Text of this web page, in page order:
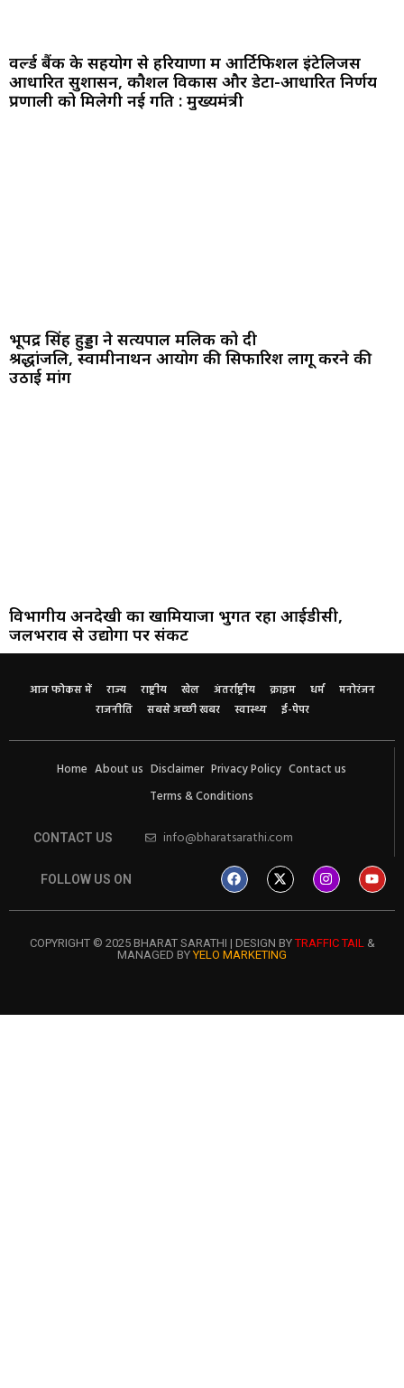
वर्ल्ड बैंक के सहयोग से हरियाणा में आर्टिफिशल इंटेलिजेंस
आधारित सुशासन, कौशल विकास और डेटा-आधारित निर्णय
प्रणाली को मिलेगी नई गति : मुख्यमंत्री
भूपेंद्र सिंह हुड्डा ने सत्यपाल मलिक को दी
श्रद्धांजलि, स्वामीनाथन आयोग की सिफारिशें लागू करने की
उठाई मांग
विभागीय अनदेखी का खामियाजा भुगत रहा आईडीसी,
जलभराव से उद्योगों पर संकट
आज फोकस में राज्य राष्ट्रीय खेल अंतर्राष्ट्रीय क्राइम धर्म
मनोरंजन
राजनीति
सबसे अच्छी खबर स्वास्थ्य ई-पेपर
Home About us Disclaimer Privacy Policy Contact us
Terms & Conditions
CONTACT US info@bharatsarathi.com
FOLLOW US ON
COPYRIGHT © 2025 BHARAT SARATHI | DESIGN BYTRAFFIC TAIL &
MANAGED BYYELO MARKETING